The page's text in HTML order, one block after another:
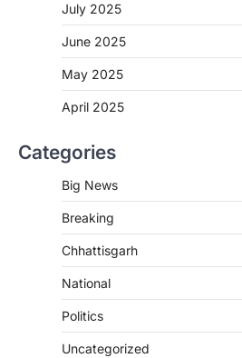
July 2025
June 2025
May 2025
April 2025
Categories
Big News
Breaking
Chhattisgarh
National
Politics
Uncategorized
जशपुर जिले की 5 माह
CG: छिपली की